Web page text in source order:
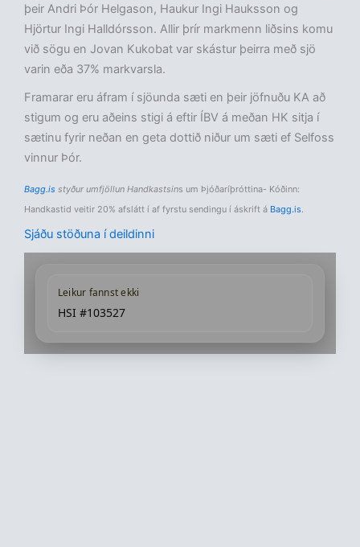
þeir Andri Þór Helgason, Haukur Ingi Hauksson og
Hjörtur Ingi Halldórsson. Allir þrír markmenn liðsins komu
við sögu en Jovan Kukobat var skástur þeirra með sjö
varin eða 37% markvarsla.
Framarar eru áfram í sjöunda sæti en þeir jöfnuðu KA að
stigum og eru aðeins stigi á eftir ÍBV á meðan HK sitja í
sætinu fyrir neðan en geta dottið niður um sæti ef Selfoss
vinnur Þór.
Bagg.is styður umfjöllun Handkastsins um Þjóðaríþróttina- Kóðinn:
Handkastid veitir 20% afslátt í af fyrstu sendingu í áskrift á Bagg.is
Sjáðu stöðuna í deildinni
Leikur fannst ekki
HSI #103527